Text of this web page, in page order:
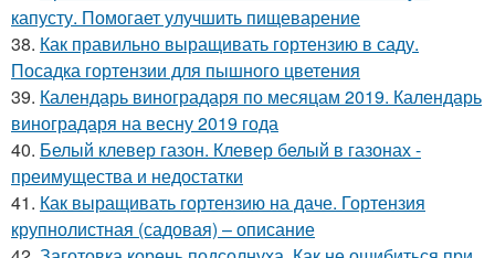
капусту. Помогает улучшить пищеварение
38. Как правильно выращивать гортензию в саду.
Посадка гортензии для пышного цветения
39. Календарь виноградаря по месяцам 2019. Календарь
виноградаря на весну 2019 года
40. Белый клевер газон. Клевер белый в газонах -
преимущества и недостатки
41. Как выращивать гортензию на даче. Гортензия
крупнолистная (садовая) – описание